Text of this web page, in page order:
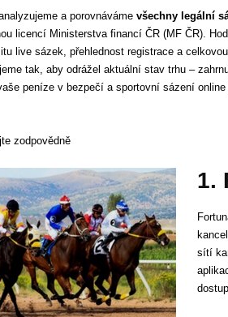
a porovnáváme všechny legální
licencí Ministerstva financí ČR (MF ČR).
live sázek, přehlednost registrace a
tak, aby odrážel aktuální stav trhu –
peníze v bezpečí a sportovní sázení
zodpovědně
1.
sítí